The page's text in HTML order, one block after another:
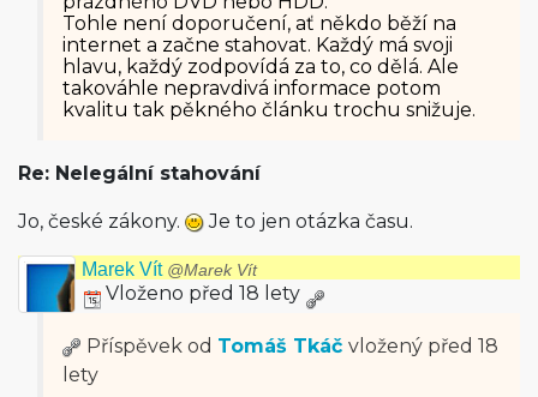
Tohle není doporučení, ať někdo běží na
internet a začne stahovat. Každý má svoji
hlavu, každý zodpovídá za to, co dělá. Ale
takováhle nepravdivá informace potom
kvalitu tak pěkného článku trochu snižuje.
Re: Nelegální stahování
Jo, české zákony. Je to jen otázka času.
Marek Vít @Marek Vít
Vloženo před 18 lety
Příspěvek od Tomáš Tkáč vložený před 18
lety